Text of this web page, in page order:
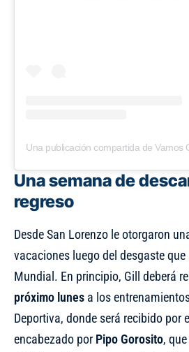
Una semana de
regreso
Desde San Lorenzo le otorgaron
vacaciones luego del desgaste
Mundial. En principio, Gill deberá
próximo lunes a los
Deportiva, donde será recibido por
encabezado por Pipo Gorosito, que